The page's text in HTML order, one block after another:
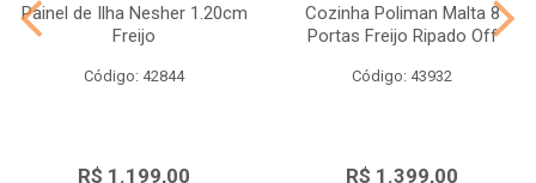
Painel de Ilha Nesher 1.20cm
Freijo
Código: 42844
R$ 1.199,00
Cozinha Poliman Malta 8
Portas Freijo Ripado Off
Código: 43932
R$ 1.399,00